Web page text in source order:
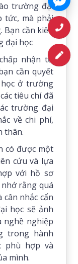
trường đại
tức, mà phải
cần kiên
đại học
nhận từ
cần quyết
ở trường
tiêu chí đã
trường đại
về chi phí,
thân.
có được một
cứu và lựa
với hồ sơ
rằng quá
nhắc cẩn
học sẽ ảnh
nghề nghiệp
trong hành
phù hợp và
mình.